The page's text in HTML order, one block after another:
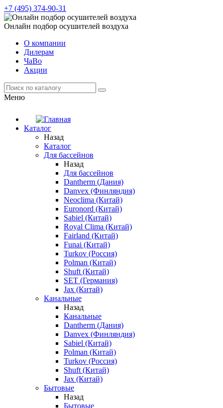
+7 (495) 374-90-31
Онлайн подбор осушителей воздуха
О компании
Дилерам
ЧаВо
Акции
Меню
Каталог
Назад
Каталог
Для бассейнов
Назад
Для бассейнов
Dantherm (Дания)
Danvex (Финляндия)
Neoclima (Китай)
Euronord (Китай)
Sabiel (Китай)
Royal Clima (Китай)
Fairland (Китай)
Funai (Китай)
Turkov (Россия)
Polman (Китай)
Shuft (Китай)
SET (Германия)
Jax (Китай)
Канальные
Назад
Канальные
Dantherm (Дания)
Danvex (Финляндия)
Sabiel (Китай)
Polman (Китай)
Turkov (Россия)
Shuft (Китай)
Jax (Китай)
Бытовые
Назад
Бытовые